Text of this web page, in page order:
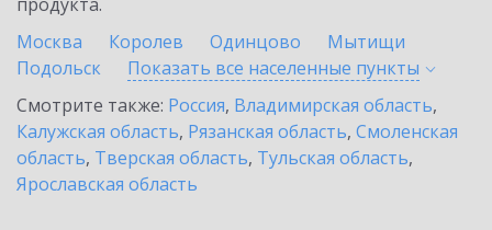
Москва
Королев Одинцово
Мытищи
Подольск
Показать все населенные пункты
Смотрите также: Россия, Владимирская область,
Калужская область, Рязанская область, Смоленская
область, Тверская область, Тульская область,
Ярославская область